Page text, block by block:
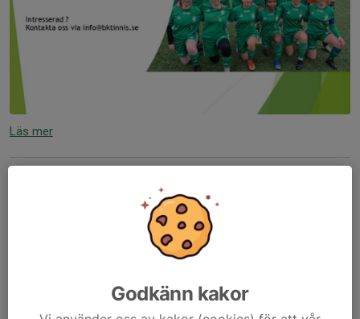
Läs mer
Målvakt som är sugen på en ny
0 kommentarer
Godkänn kakor